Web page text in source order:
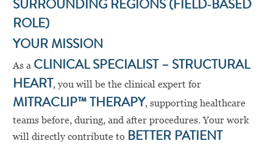
SURROUNDING REGIONS (FIELD‑BASED
ROLE)
YOUR MISSION
As a CLINICAL SPECIALIST – STRUCTURAL
HEART , you will be the clinical expert for
MITRACLIP™ THERAPY, supporting healthcare
teams before, during, and after procedures. Your work
will directly contribute to BETTER PATIENT